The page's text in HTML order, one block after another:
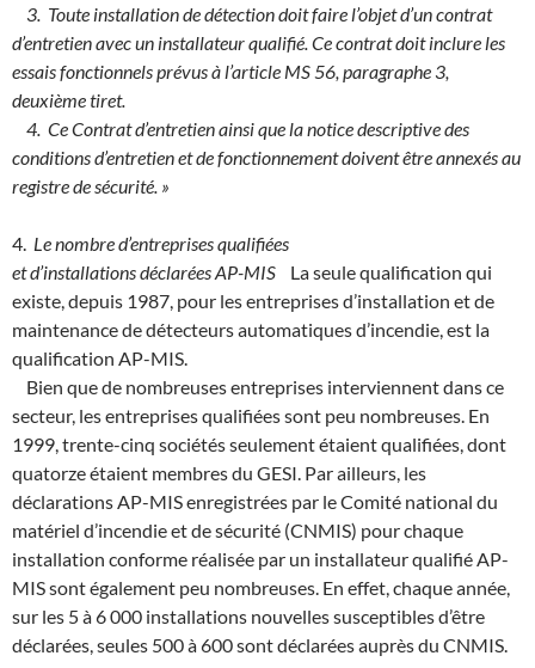
3. Toute installation de détection doit faire l’objet d’un contrat
d’entretien avec un installateur qualifié. Ce contrat doit inclure les
essais fonctionnels prévus à l’article MS 56, paragraphe 3,
deuxième tiret.
4. Ce Contrat d’entretien ainsi que la notice descriptive des
conditions d’entretien et de fonctionnement doivent être annexés au
registre de sécurité. »
4. Le nombre d’entreprises qualifiées
et d’installations déclarées AP-MIS La seule qualification qui
existe, depuis 1987, pour les entreprises d’installation et de
maintenance de détecteurs automatiques d’incendie, est la
qualification AP-MIS.
Bien que de nombreuses entreprises interviennent dans ce
secteur, les entreprises qualifiées sont peu nombreuses. En
1999, trente-cinq sociétés seulement étaient qualifiées, dont
quatorze étaient membres du GESI. Par ailleurs, les
déclarations AP-MIS enregistrées par le Comité national du
matériel d’incendie et de sécurité (CNMIS) pour chaque
installation conforme réalisée par un installateur qualifié AP-
MIS sont également peu nombreuses. En effet, chaque année,
sur les 5 à 6 000 installations nouvelles susceptibles d’être
déclarées, seules 500 à 600 sont déclarées auprès du CNMIS.